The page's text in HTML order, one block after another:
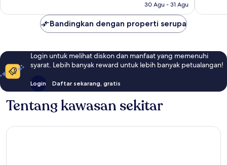
30 Agu - 31 Agu
Bandingkan dengan properti serupa
Login untuk melihat diskon dan manfaat yang memenuhi
syarat. Lebih banyak reward untuk lebih banyak petualangan!
Login Daftar sekarang, gratis
Tentang kawasan sekitar